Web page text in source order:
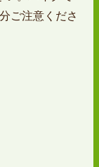
ご注意くださ